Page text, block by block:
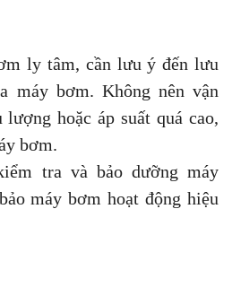
ly tâm, cần lưu ý đến lưu
máy bơm. Không nên vận
hoặc áp suất quá cao,
bơm.
tra và bảo dưỡng máy
máy bơm hoạt động hiệu